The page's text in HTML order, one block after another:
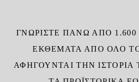
ΓΝΩΡΊΣΤΕ ΠΆΝΩ ΑΠΌ
ΕΚΘΈΜΑΤΑ ΑΠΌ ΌΛΟ
ΑΦΗΓΟΎΝΤΑΙ ΤΗΝ ΙΣΤΟΡΊΑ